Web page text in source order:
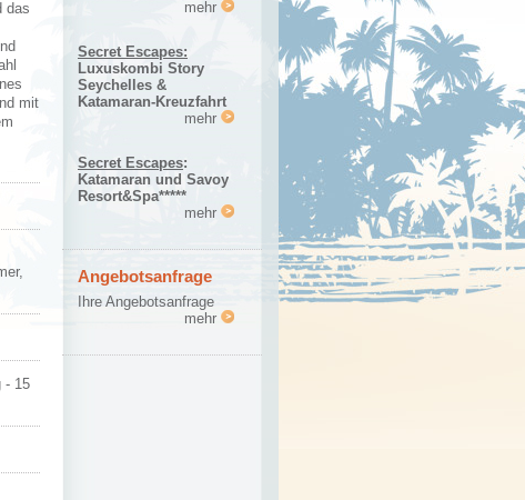
das
mit
- 15
mehr
Secret Escapes:
Luxuskombi Story
Seychelles &
Katamaran-Kreuzfahrt
mehr
Secret Escapes:
Katamaran und Savoy
Resort&Spa*****
mehr
Angebotsanfrage
Ihre Angebotsanfrage
mehr